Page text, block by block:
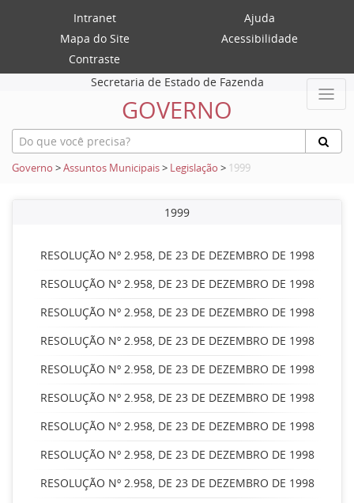
Intranet
Ajuda
Mapa do Site
Acessibilidade
Contraste
Secretaria de Estado de Fazenda
GOVERNO
Governo >Assuntos Municipais> Legislação > 1999
1999
RESOLUÇÃO Nº 2.958, DE 23 DE DEZEMBRO DE 1998
RESOLUÇÃO Nº 2.958, DE 23 DE DEZEMBRO DE 1998
RESOLUÇÃO Nº 2.958, DE 23 DE DEZEMBRO DE 1998
RESOLUÇÃO Nº 2.958, DE 23 DE DEZEMBRO DE 1998
RESOLUÇÃO Nº 2.958, DE 23 DE DEZEMBRO DE 1998
RESOLUÇÃO Nº 2.958, DE 23 DE DEZEMBRO DE 1998
RESOLUÇÃO Nº 2.958, DE 23 DE DEZEMBRO DE 1998
RESOLUÇÃO Nº 2.958, DE 23 DE DEZEMBRO DE 1998
RESOLUÇÃO Nº 2.958, DE 23 DE DEZEMBRO DE 1998